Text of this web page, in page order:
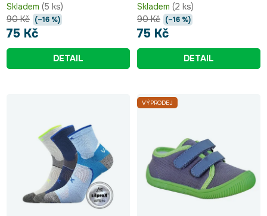
Skladem (5 ks)
75 Kč
90 Kč (–16 %)
DETAIL
Skladem (2 ks)
75 Kč
90 Kč (–16 %)
DETAIL
VÝPRODEJ